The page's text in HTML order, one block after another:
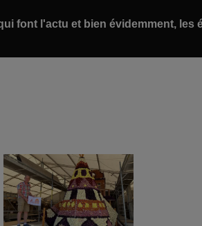
font l'actu et bien évidemment, les